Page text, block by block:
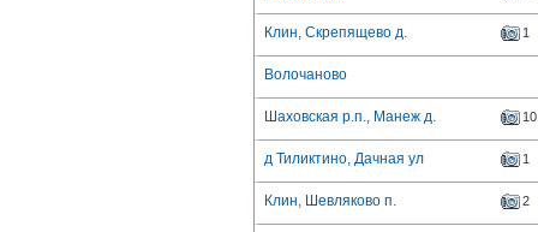
Клин, Скрепящево д. 1
Волочаново
Шаховская р.п., Манеж д. 10
д Тиликтино, Дачная ул 1
Клин, Шевляково п. 2